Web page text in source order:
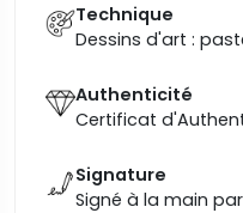
Technique
Dessins d'art :
Authenticité
Certificat
Signature
Signé à la main